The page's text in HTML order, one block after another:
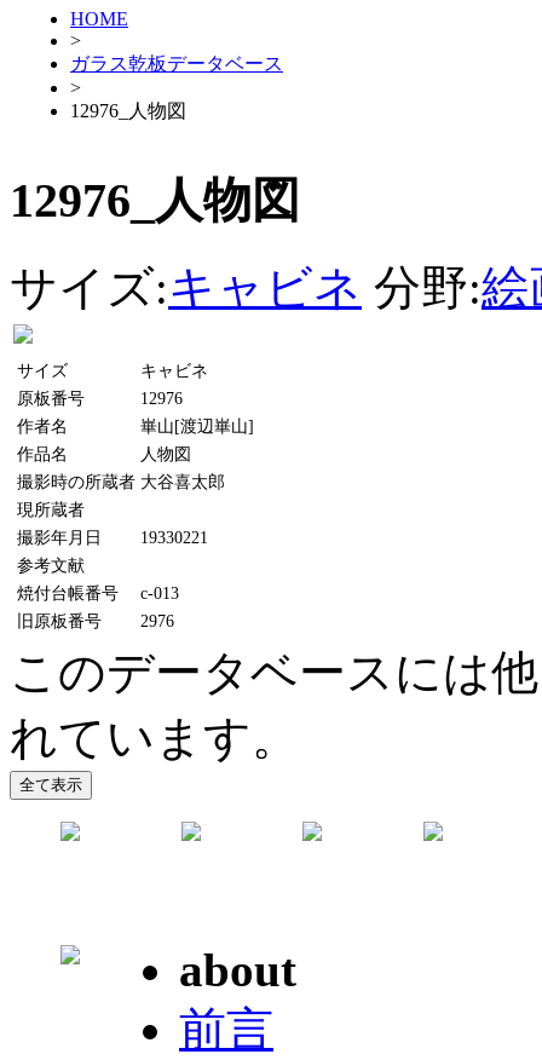
HOME
>
ガラス乾板データベース
>
12976_人物図
12976_人物図
サイズ:キャビネ 分野:絵
サイズ
キャビネ
原板番号
12976
作者名
崋山[渡辺崋山]
作品名
人物図
撮影時の所蔵者 大谷喜太郎
現所蔵者
撮影年月日
19330221
参考文献
焼付台帳番号
c-013
旧原板番号
2976
このデータベースには
れています。
about
前言